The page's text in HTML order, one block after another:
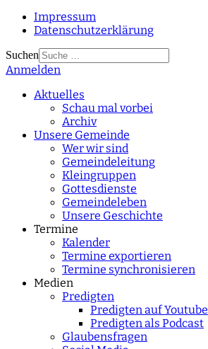
Impressum
Datenschutzerklärung
Suchen
Type 2 or more
Anmelden
Aktuelles
Schau mal vorbei
Archiv
Unsere Gemeinde
Wer wir sind
Gemeindeleitung
Kleingruppen
Gottesdienste
Gemeindeleben
Unsere Geschichte
Termine
Kalender
Termine exportieren
Termine synchronisieren
Medien
Predigten
Predigten auf Youtube
Predigten als Podcast
Glaubensfragen